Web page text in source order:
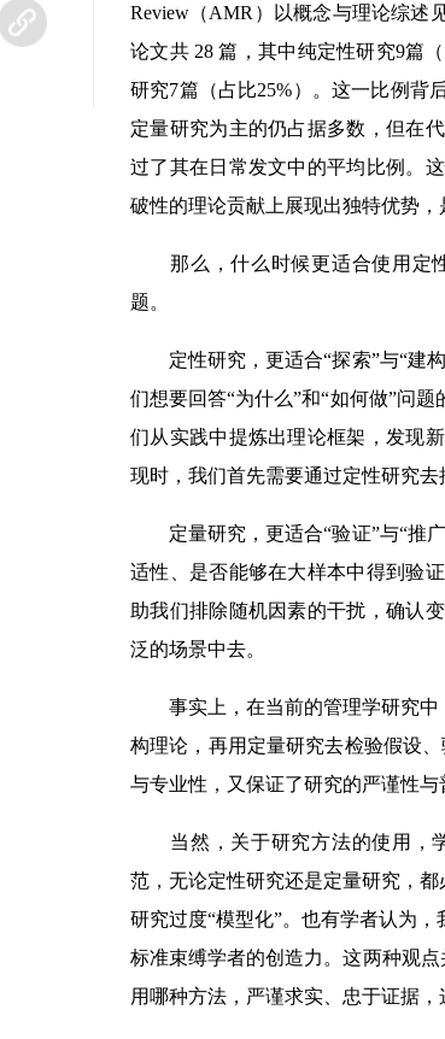
Review（AMR）以概念与理论综述
论文共 28 篇，其中纯定性研究9篇
研究7篇（占比25%）。这一比例背
定量研究为主的仍占据多数，但在
过了其在日常发文中的平均比例。
破性的理论贡献上展现出独特优势，
那么，什么时候更适合使用定性
题。
定性研究，更适合“探索”与“建构
们想要回答“为什么”和“如何做”问
们从实践中提炼出理论框架，发现
现时，我们首先需要通过定性研究
定量研究，更适合“验证”与“推广
适性、是否能够在大样本中得到验
助我们排除随机因素的干扰，确认
泛的场景中去。
事实上，在当前的管理学研究中
构理论，再用定量研究去检验假设
与专业性，又保证了研究的严谨性
当然，关于研究方法的使用，学
范，无论定性研究还是定量研究，
研究过度“模型化”。也有学者认为
标准束缚学者的创造力。这两种观
用哪种方法，严谨求实、忠于证据，